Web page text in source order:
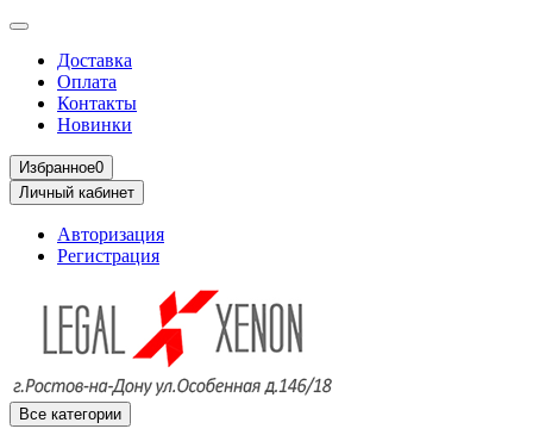
Доставка
Оплата
Контакты
Новинки
Избранное0
Личный кабинет
Авторизация
Регистрация
Все категории